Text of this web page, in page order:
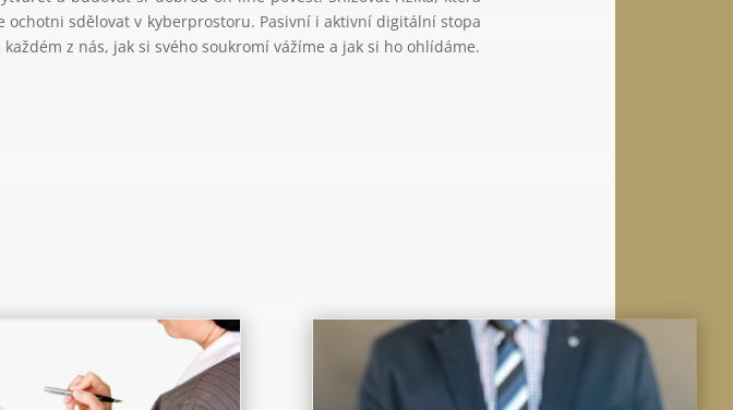
sdělovat v kyberprostoru. Pasivní i aktivní digitální stopa
z nás, jak si svého soukromí vážíme a jak si ho ohlídáme.